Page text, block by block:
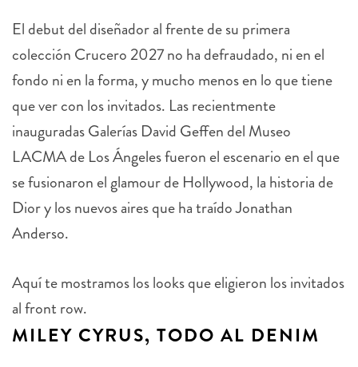
El debut del diseñador al frente de su primera
colección Crucero 2027 no ha defraudado, ni en el
fondo ni en la forma, y mucho menos en lo que tiene
que ver con los invitados. Las recientmente
inauguradas Galerías David Geffen del Museo
LACMA de Los Ángeles fueron el escenario en el que
se fusionaron el glamour de Hollywood, la historia de
Dior y los nuevos aires que ha traído Jonathan
Anderso.
Aquí te mostramos los looks que eligieron los invitados
al front row.
MILEY CYRUS, TODO AL DENIM